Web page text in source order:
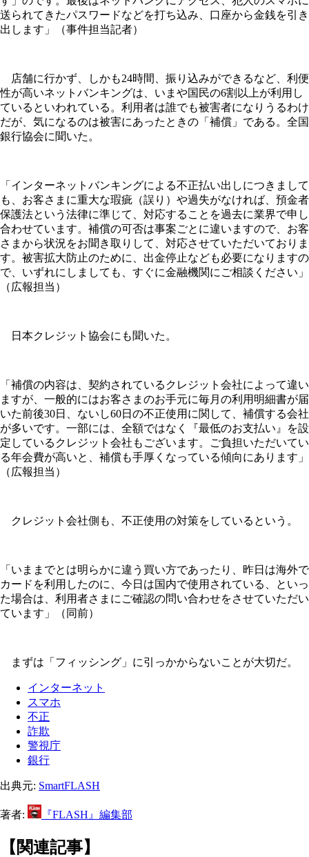
送られてきたパスワードなどを打ち込み、口座から金銭を引き
出します」（事件担当記者）
店舗に行かず、しかも24時間、振り込みができるなど、利便
性が高いネットバンキングは、いまや国民の6割以上が利用し
ているといわれている。利用者は誰でも被害者になりうるわけ
だが、気になるのは被害にあったときの「補償」である。全国
銀行協会に聞いた。
「インターネットバンキングによる不正払い出しにつきまして
も、お客さまに重大な瑕疵（誤り）や過失がなければ、預金者
保護法という法律に準じて、対応することを過去に業界で申し
合わせています。補償の可否は事案ごとに違いますので、お客
さまから状況をお聞き取りして、対応させていただいておりま
す。被害拡大防止のために、出金停止なども必要になりますの
で、いずれにしましても、すぐに金融機関にご相談ください」
（広報担当）
日本クレジット協会にも聞いた。
「補償の内容は、契約されているクレジット会社によって違い
ますが、一般的にはお客さまのお手元に毎月の利用明細書が届
いた前後30日、ないし60日の不正使用に関して、補償する会社
が多いです。一部には、全額ではなく『最低のお支払い』を設
定しているクレジット会社もございます。ご負担いただいてい
る年会費が高いと、補償も手厚くなっている傾向にあります」
（広報担当）
クレジット会社側も、不正使用の対策をしているという。
「いままでとは明らかに違う買い方であったり、昨日は海外で
カードを利用したのに、今日は国内で使用されている、といっ
た場合は、利用者さまにご確認の問い合わせをさせていただい
ています」（同前）
まずは「フィッシング」に引っかからないことが大切だ。
インターネット
スマホ
不正
詐欺
警視庁
銀行
出典元: SmartFLASH
著者: 『FLASH』編集部
【関連記事】